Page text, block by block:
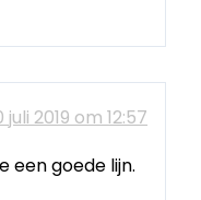
juli 2019 om 12:57
een goede lijn.